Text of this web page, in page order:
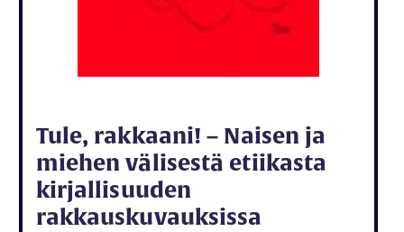
Tule, rakkaani! – Naisen ja
miehen välisestä etiikasta
kirjallisuuden
rakkauskuvauksissa